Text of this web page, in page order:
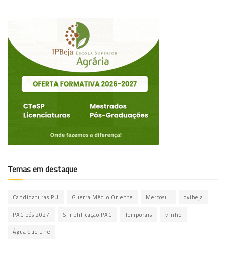
Temas em destaque
Candidaturas PU Guerra Médio Oriente Mercosul ovibeja
PAC pós 2027 Simplificação PAC Temporais vinho
Água que Une